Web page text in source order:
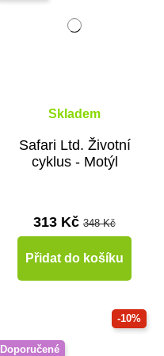
Skladem
Safari Ltd. Životní
cyklus - Motýl
313 Kč 348 Kč
Přidat do košíku
-10%
Doporučené